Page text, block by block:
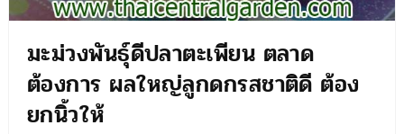
มะม่วงพันธุ์ดีปลาตะเพียน ตลาด
ต้องการ ผลใหญ่ลูกดกรสชาติดี ต้อง
ยกนิ้วให้